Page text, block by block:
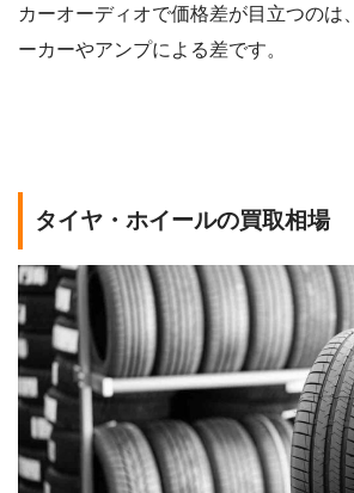
カーオーディオで価格差が目立つのは
ーカーやアンプによる差です。
タイヤ・ホイールの買取相場